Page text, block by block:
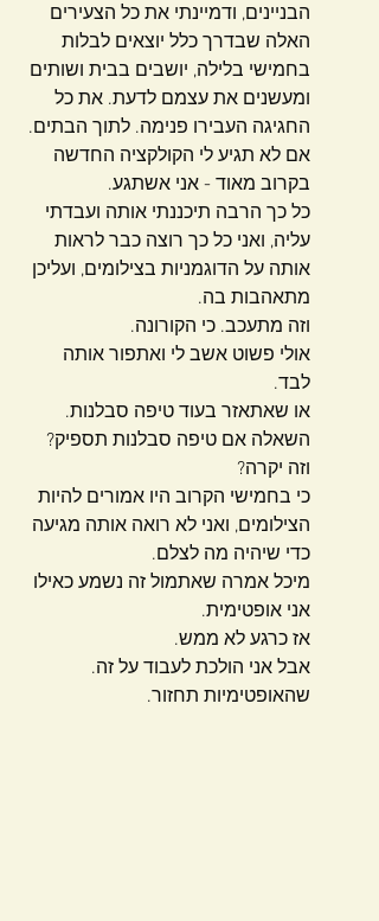
הבניינים, ודמיינתי את כל הצעירים
האלה שבדרך כלל יוצאים לבלות
בחמישי בלילה, יושבים בבית ושותים
ומעשנים את עצמם לדעת. את כל
החגיגה העבירו פנימה. לתוך הבתים.
אם לא תגיע לי הקולקציה החדשה
בקרוב מאוד - אני אשתגע.
כל כך הרבה תיכננתי אותה ועבדתי
עליה, ואני כל כך רוצה כבר לראות
אותה על הדוגמניות בצילומים, ועליכן
מתאהבות בה.
וזה מתעכב. כי הקורונה.
אולי פשוט אשב לי ואתפור אותה
לבד.
או שאתאזר בעוד טיפה סבלנות.
השאלה אם טיפה סבלנות תספיק?
וזה יקרה?
כי בחמישי הקרוב היו אמורים להיות
הצילומים, ואני לא רואה אותה מגיעה
כדי שיהיה מה לצלם.
מיכל אמרה שאתמול זה נשמע כאילו
אני אופטימית.
אז כרגע לא ממש.
אבל אני הולכת לעבוד על זה.
שהאופטימיות תחזור.